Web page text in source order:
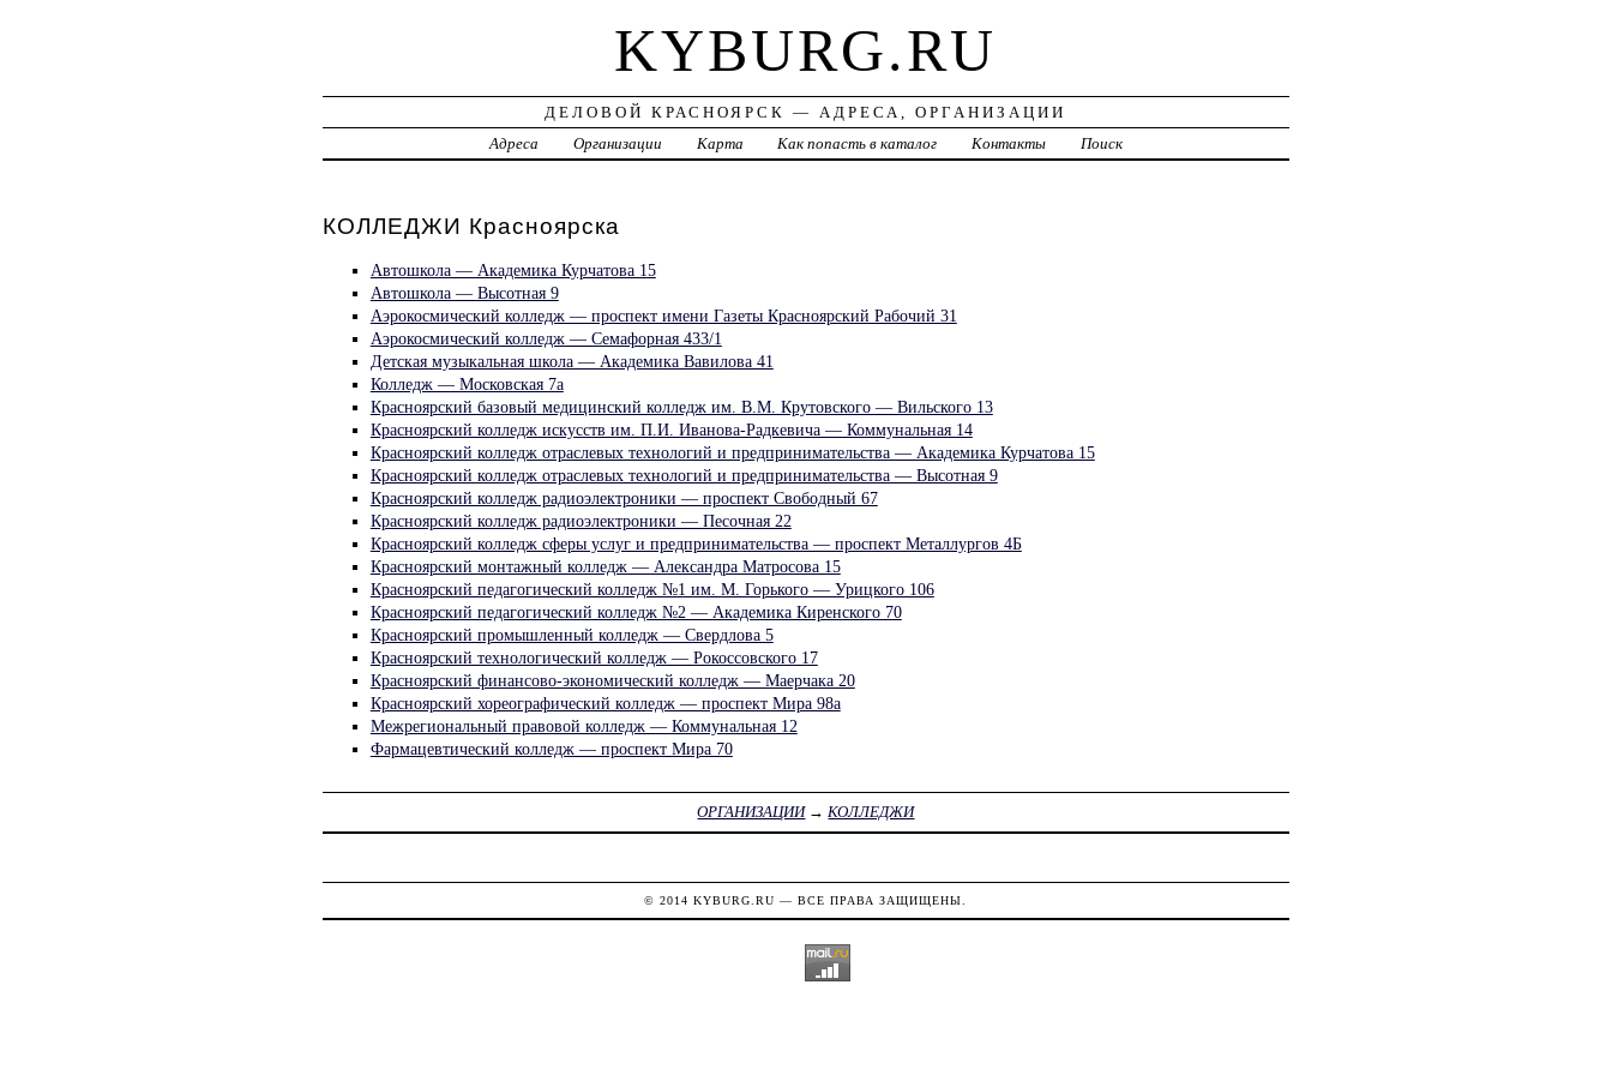
KYBURG.RU
ДЕЛОВОЙ КРАСНОЯРСК — АДРЕСА, ОРГАНИЗАЦИИ
Адреса
Организации Карта Как попасть в каталог Контакты Поиск
КОЛЛЕДЖИ Красноярска
Автошкола — Академика Курчатова 15
Автошкола — Высотная 9
Аэрокосмический колледж — проспект имени Газеты Красноярский Рабочий 31
Аэрокосмический колледж — Семафорная 433/1
Детская музыкальная школа — Академика Вавилова 41
Колледж — Московская 7а
Красноярский базовый медицинский колледж им. В.М. Крутовского — Вильского 13
Красноярский колледж искусств им. П.И. Иванова-Радкевича — Коммунальная 14
Красноярский колледж отраслевых технологий и предпринимательства — Академика Курчатова 15
Красноярский колледж отраслевых технологий и предпринимательства — Высотная 9
Красноярский колледж радиоэлектроники — проспект Свободный 67
Красноярский колледж радиоэлектроники — Песочная 22
Красноярский колледж сферы услуг и предпринимательства — проспект Металлургов 4Б
Красноярский монтажный колледж — Александра Матросова 15
Красноярский педагогический колледж №1 им. М. Горького — Урицкого 106
Красноярский педагогический колледж №2 — Академика Киренского 70
Красноярский промышленный колледж — Свердлова 5
Красноярский технологический колледж — Рокоссовского 17
Красноярский финансово-экономический колледж — Маерчака 20
Красноярский хореографический колледж — проспект Мира 98а
Межрегиональный правовой колледж — Коммунальная 12
Фармацевтический колледж — проспект Мира 70
ОРГАНИЗАЦИИ→КОЛЛЕДЖИ
© 2014KYBURG.RU — ВСЕ ПРАВА ЗАЩИЩЕНЫ.